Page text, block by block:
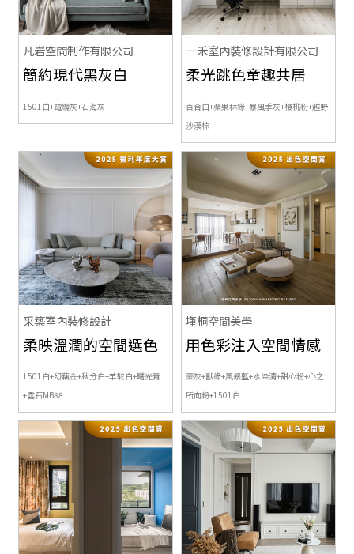
凡岩空間制作有限公司
簡約現代黑灰白
1501白+電纜灰+石海灰
一禾室內裝修設計有限公司
柔光跳色童趣共居
百合白+蘋果林綠+暴風季灰+櫻桃粉+越野
沙漠棕
采築室內裝修設計
柔映溫潤的空間選色
1501白+幻藕金+秋分白+羊駝白+曙光青
+雲石MB88
墐桐空間美學
用色彩注入空間情感
豪灰+獸綠+風暴藍+水染清+甜心粉+心之
所向粉+1501白